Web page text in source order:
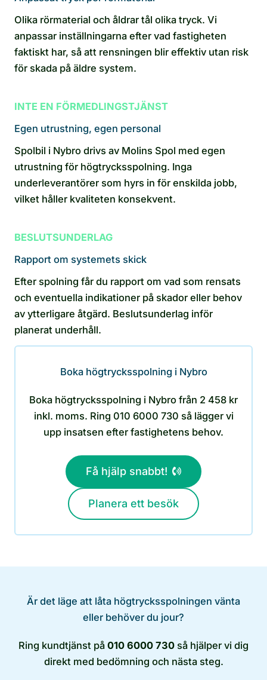
Olika rörmaterial och åldrar tål olika tryck. Vi
anpassar inställningarna efter vad fastigheten
faktiskt har, så att rensningen blir effektiv utan risk
för skada på äldre system.
INTE EN FÖRMEDLINGSTJÄNST
Egen utrustning, egen personal
Spolbil i Nybro drivs av Molins Spol med egen
utrustning för högtrycksspolning. Inga
underleverantörer som hyrs in för enskilda jobb,
vilket håller kvaliteten konsekvent.
BESLUTSUNDERLAG
Rapport om systemets skick
Efter spolning får du rapport om vad som rensats
och eventuella indikationer på skador eller behov
av ytterligare åtgärd. Beslutsunderlag inför
planerat underhåll.
Boka högtrycksspolning i Nybro
Boka högtrycksspolning i Nybro från 2 458 kr
inkl. moms. Ring 010 6000 730 så lägger vi
upp insatsen efter fastighetens behov.
Få hjälp snabbt!
Planera ett besök
Är det läge att låta högtrycksspolningen vänta
eller behöver du jour?
Ring kundtjänst på 010 6000 730 så hjälper vi dig
direkt med bedömning och nästa steg.